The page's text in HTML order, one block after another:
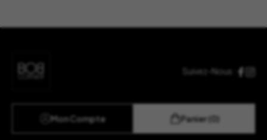
Suivez-Nous :
Mon Compte Panier (0)